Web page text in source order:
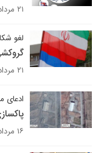
۲۱ مرداد ۱۳۹۱
لغو شکایت اس 300 در
۲۱ مرداد ۱۳۹۱
ادعای
۱۶ مرداد ۱۳۹۱